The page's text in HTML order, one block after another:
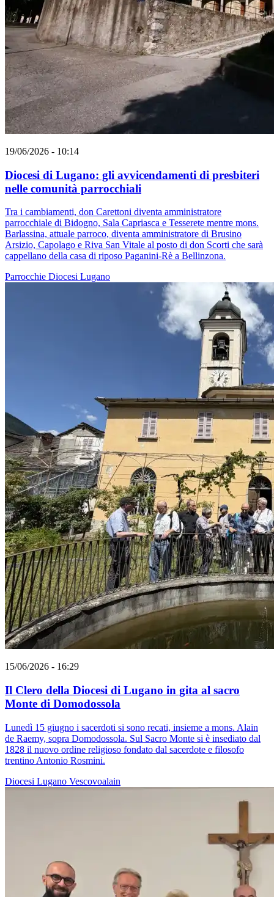
19/06/2026 - 10:14
Diocesi di Lugano: gli avvicendamenti di presbiteri
nelle comunità parrocchiali
Tra i cambiamenti, don Carettoni diventa amministratore
parrocchiale di Bidogno, Sala Capriasca e Tesserete mentre mons.
Barlassina, attuale parroco, diventa amministratore di Brusino
Arsizio, Capolago e Riva San Vitale al posto di don Scorti che sarà
cappellano della casa di riposo Paganini-Rè a Bellinzona.
Parrocchie Diocesi Lugano
15/06/2026 - 16:29
Il Clero della Diocesi di Lugano in gita al sacro
Monte di Domodossola
Lunedì 15 giugno i sacerdoti si sono recati, insieme a mons. Alain
de Raemy, sopra Domodossola. Sul Sacro Monte si è insediato dal
1828 il nuovo ordine religioso fondato dal sacerdote e filosofo
trentino Antonio Rosmini.
Diocesi Lugano Vescovoalain